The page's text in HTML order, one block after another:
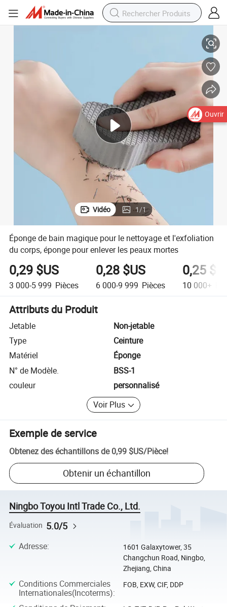
Vidéo 1/1
Éponge de bain magique pour le nettoyage et l'exfoliation
du corps, éponge pour enlever les peaux mortes
0,29 $US
3 000-5 999 Pièces
0,28 $US
6 000-9 999 Pièces
0,25
10 000+
Attributs du Produit
Jetable
Non-jetable
Type
Ceinture
Matériel
Éponge
N° de Modèle.
BSS-1
couleur
personnalisé
Voir Plus
Exemple de service
Obtenez des échantillons de 0,99 $US/Pièce!
Obtenir un échantillon
Ningbo Toyou Intl Trade Co., Ltd.
Évaluation 5.0/5
Adresse:
1601 Galaxytower, 35
Changchun Road, Ningbo,
Zhejiang, China
Conditions Commerciales
Internationales(Incoterms):
FOB, EXW, CIF, DDP
Ouvrir